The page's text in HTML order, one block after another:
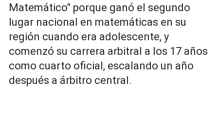
Matemático" porque ganó el segundo
lugar nacional en matemáticas en su
región cuando era adolescente, y
comenzó su carrera arbitral a los 17 años
como cuarto oficial, escalando un año
después a árbitro central.